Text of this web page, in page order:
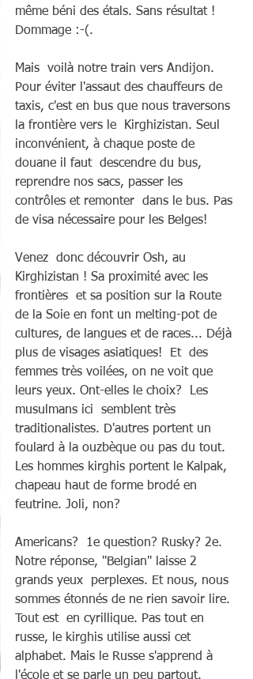
même béni des étals. Sans résultat !
Dommage :-(.
Mais  voilà notre train vers Andijon.
Pour éviter l'assaut des chauffeurs de
taxis, c'est en bus que nous traversons
la frontière vers le  Kirghizistan. Seul
inconvénient, à chaque poste de
douane il faut  descendre du bus,
reprendre nos sacs, passer les
contrôles et remonter  dans le bus. Pas
de visa nécessaire pour les Belges!
Venez  donc découvrir Osh, au
Kirghizistan ! Sa proximité avec les
frontières  et sa position sur la Route
de la Soie en font un melting-pot de
cultures, de langues et de races... Déjà
plus de visages asiatiques!  Et  des
femmes très voilées, on ne voit que
leurs yeux. Ont-elles le choix?  Les
musulmans ici  semblent très
traditionalistes. D'autres portent un
foulard à la ouzbèque ou pas du tout.
Les hommes kirghis portent le Kalpak,
chapeau haut de forme brodé en
feutrine. Joli, non?
Americans?  1e question? Rusky? 2e.
Notre réponse, "Belgian" laisse 2
grands yeux  perplexes. Et nous, nous
sommes étonnés de ne rien savoir lire.
Tout est  en cyrillique. Pas tout en
russe, le kirghis utilise aussi cet
alphabet. Mais le Russe s'apprend à
l'école et se parle un peu partout.